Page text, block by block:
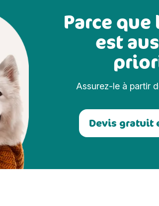
Parce
est
Assurez-le à partir
Devis gratuit